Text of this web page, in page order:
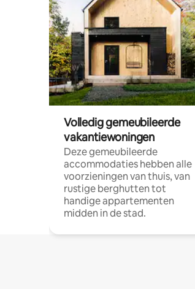
Volledig gemeubileerde
vakantiewoningen
Deze gemeubileerde
accommodaties hebben alle
voorzieningen van thuis, van
rustige berghutten tot
handige appartementen
midden in de stad.